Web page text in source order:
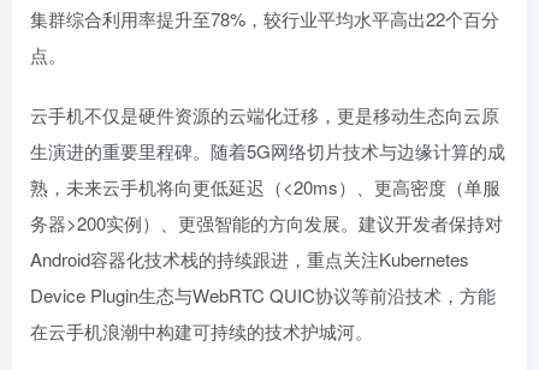
集群综合利用率提升至78%，较行业平均水平高出22个百分
点。
云手机不仅是硬件资源的云端化迁移，更是移动生态向云原
生演进的重要里程碑。随着5G网络切片技术与边缘计算的成
熟，未来云手机将向更低延迟（<20ms）、更高密度（单服
务器>200实例）、更强智能的方向发展。建议开发者保持对
Android容器化技术栈的持续跟进，重点关注Kubernetes
Device Plugin生态与WebRTC QUIC协议等前沿技术，方能
在云手机浪潮中构建可持续的技术护城河。